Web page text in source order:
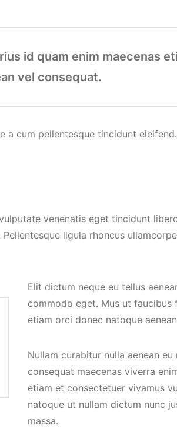
id quam enim maecenas
vel consequat.
a cum pellentesque tincidunt
venenatis eget tincidunt
ligula rhoncus
Elit dictum neque eu tellus
commodo eget. Mus ut faucibus
etiam orci donec natoque
Nullam curabitur nulla aenean eu
consequat maecenas viverra
etiam et consectetuer vivamus
natoque ut nullam dictum nunc
massa.